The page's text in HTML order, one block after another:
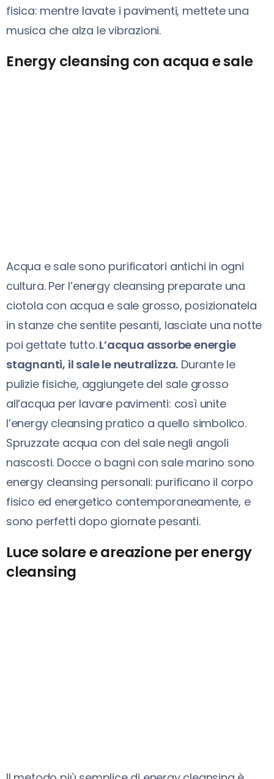
fisica: mentre lavate i pavimenti, mettete una
musica che alza le vibrazioni.
Energy cleansing con acqua e sale
Acqua e sale sono purificatori antichi in ogni
cultura. Per l’energy cleansing preparate una
ciotola con acqua e sale grosso, posizionatela
in stanze che sentite pesanti, lasciate una notte
poi gettate tutto.L’acqua assorbe energie
stagnanti, il sale le neutralizza. Durante le
pulizie fisiche, aggiungete del sale grosso
all’acqua per lavare pavimenti: così unite
l’energy cleansing pratico a quello simbolico.
Spruzzate acqua con del sale negli angoli
nascosti. Docce o bagni con sale marino sono
energy cleansing personali: purificano il corpo
fisico ed energetico contemporaneamente, e
sono perfetti dopo giornate pesanti.
Luce solare e areazione per energy
cleansing